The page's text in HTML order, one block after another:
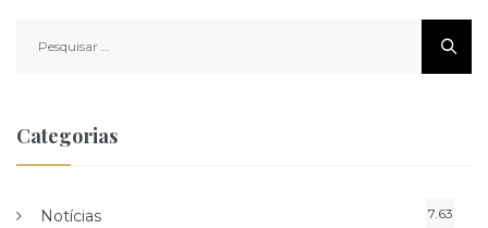
por:
Categorias
Notícias
7.63